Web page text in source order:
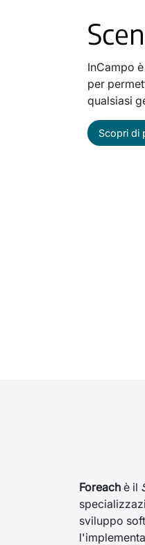
InCampo
per
qualsiasi
Scopri di
Foreach è il
sviluppo